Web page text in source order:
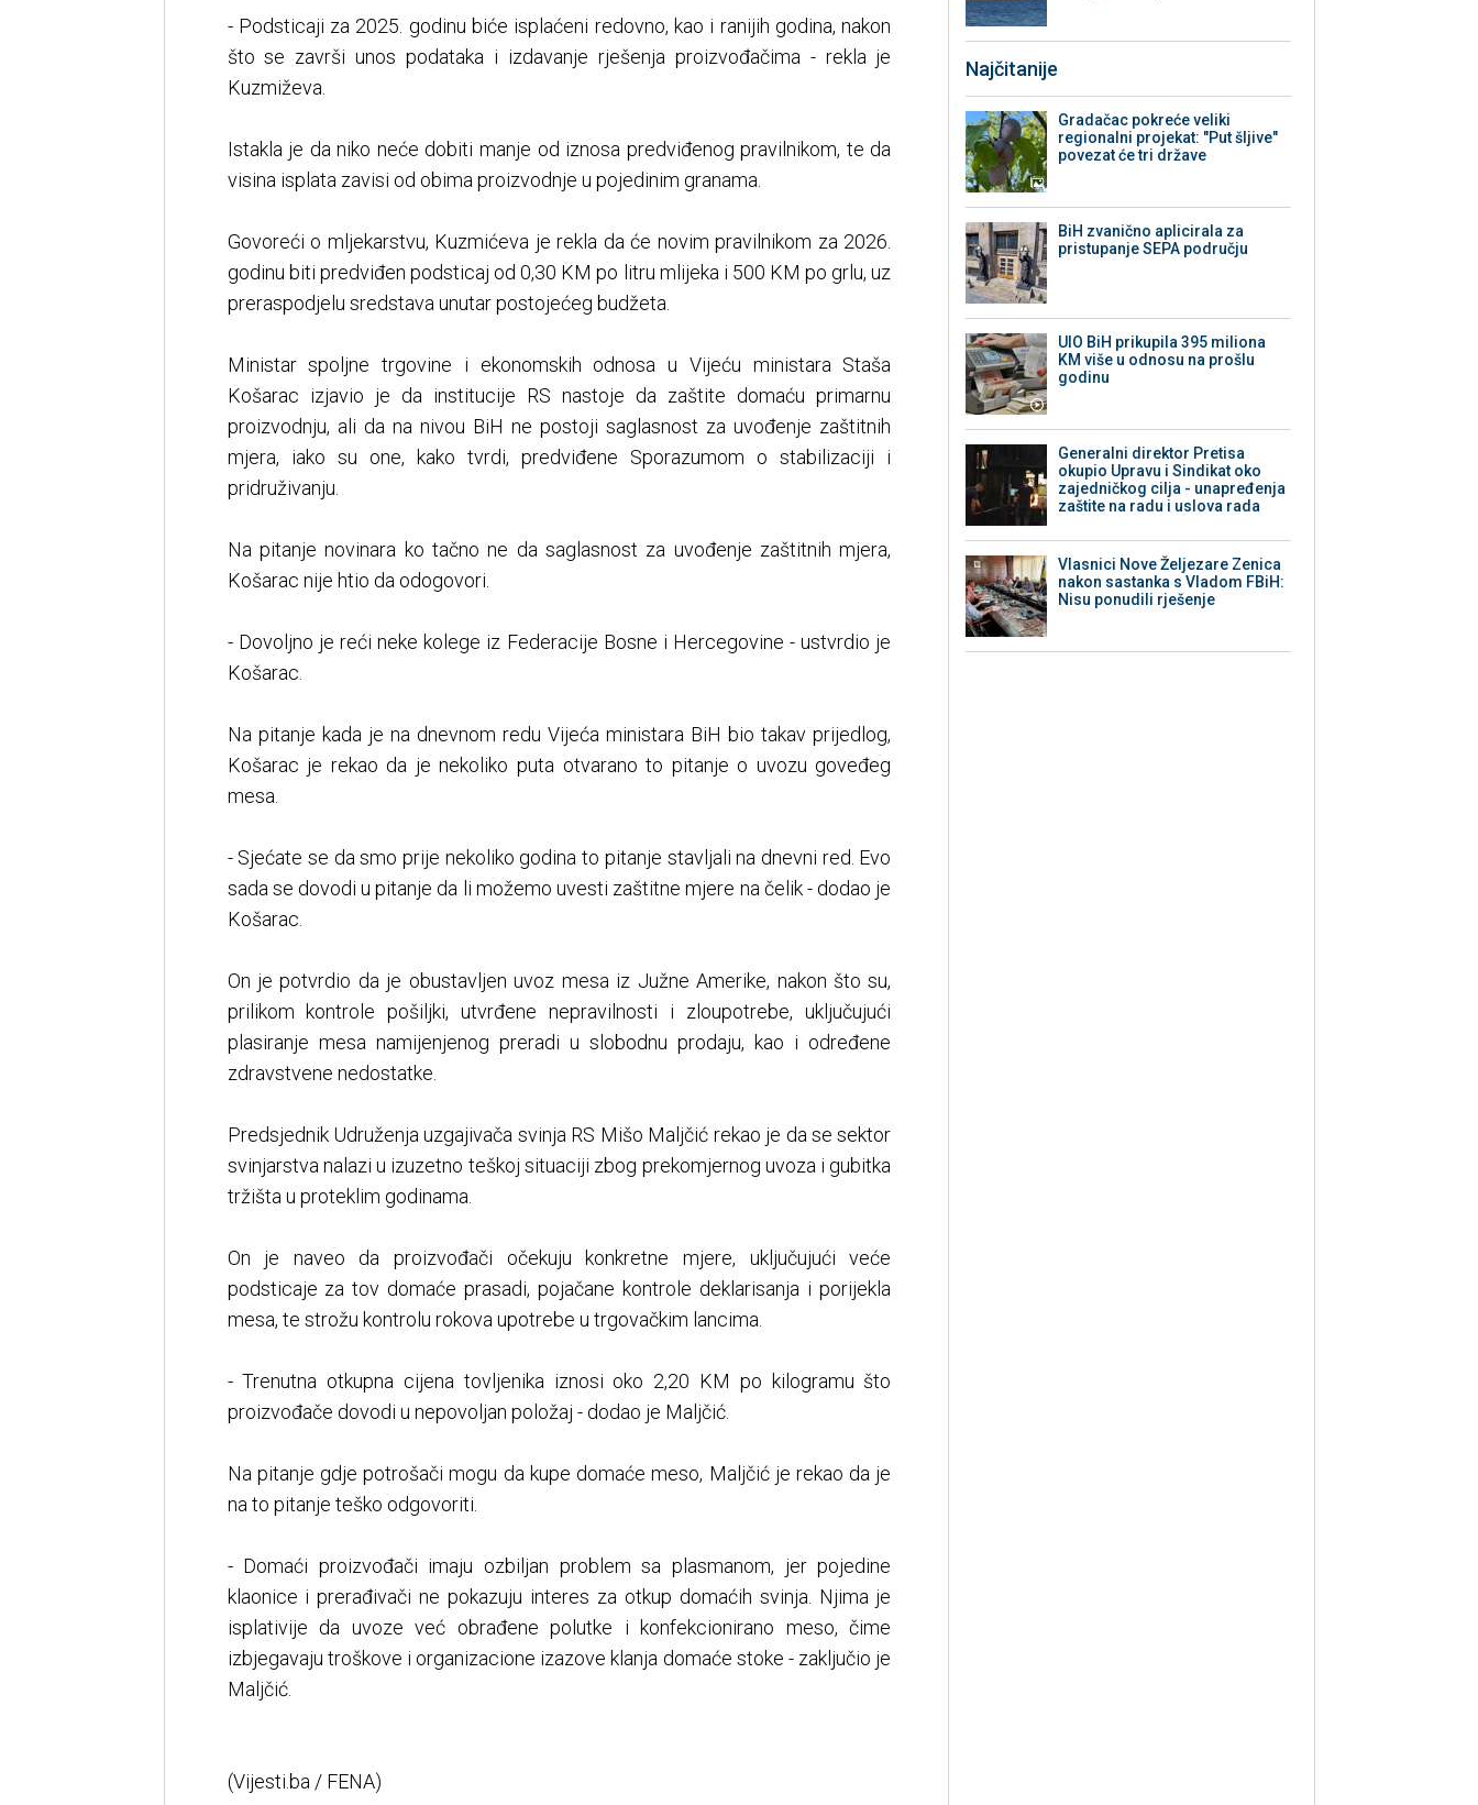
- Podsticaji za 2025. godinu biće isplaćeni redovno, kao i ranijih godina, nakon
što se završi unos podataka i izdavanje rješenja proizvođačima - rekla je
Kuzmiževa.
Istakla je da niko neće dobiti manje od iznosa predviđenog pravilnikom, te da
visina isplata zavisi od obima proizvodnje u pojedinim granama.
Govoreći o mljekarstvu, Kuzmićeva je rekla da će novim pravilnikom za 2026.
godinu biti predviđen podsticaj od 0,30 KM po litru mlijeka i 500 KM po grlu, uz
preraspodjelu sredstava unutar postojećeg budžeta.
Ministar spoljne trgovine i ekonomskih odnosa u Vijeću ministara Staša
Košarac izjavio je da institucije RS nastoje da zaštite domaću primarnu
proizvodnju, ali da na nivou BiH ne postoji saglasnost za uvođenje zaštitnih
mjera, iako su one, kako tvrdi, predviđene Sporazumom o stabilizaciji i
pridruživanju.
Na pitanje novinara ko tačno ne da saglasnost za uvođenje zaštitnih mjera,
Košarac nije htio da odogovori.
- Dovoljno je reći neke kolege iz Federacije Bosne i Hercegovine - ustvrdio je
Košarac.
Na pitanje kada je na dnevnom redu Vijeća ministara BiH bio takav prijedlog,
Košarac je rekao da je nekoliko puta otvarano to pitanje o uvozu goveđeg
mesa.
- Sjećate se da smo prije nekoliko godina to pitanje stavljali na dnevni red. Evo
sada se dovodi u pitanje da li možemo uvesti zaštitne mjere na čelik - dodao je
Košarac.
On je potvrdio da je obustavljen uvoz mesa iz Južne Amerike, nakon što su,
prilikom kontrole pošiljki, utvrđene nepravilnosti i zloupotrebe, uključujući
plasiranje mesa namijenjenog preradi u slobodnu prodaju, kao i određene
zdravstvene nedostatke.
Predsjednik Udruženja uzgajivača svinja RS Mišo Maljčić rekao je da se sektor
svinjarstva nalazi u izuzetno teškoj situaciji zbog prekomjernog uvoza i gubitka
tržišta u proteklim godinama.
On je naveo da proizvođači očekuju konkretne mjere, uključujući veće
podsticaje za tov domaće prasadi, pojačane kontrole deklarisanja i porijekla
mesa, te strožu kontrolu rokova upotrebe u trgovačkim lancima.
- Trenutna otkupna cijena tovljenika iznosi oko 2,20 KM po kilogramu što
proizvođače dovodi u nepovoljan položaj - dodao je Maljčić.
Na pitanje gdje potrošači mogu da kupe domaće meso, Maljčić je rekao da je
na to pitanje teško odgovoriti.
- Domaći proizvođači imaju ozbiljan problem sa plasmanom, jer pojedine
klaonice i prerađivači ne pokazuju interes za otkup domaćih svinja. Njima je
isplativije da uvoze već obrađene polutke i konfekcionirano meso, čime
izbjegavaju troškove i organizacione izazove klanja domaće stoke - zaključio je
Maljčić.
(Vijesti.ba / FENA)
Najčitanije
Gradačac pokreće veliki
regionalni projekat: "Put šljive"
povezat će tri države
BiH zvanično aplicirala za
pristupanje SEPA području
UIO BiH prikupila 395 miliona
KM više u odnosu na prošlu
godinu
Generalni direktor Pretisa
okupio Upravu i Sindikat oko
zajedničkog cilja - unapređenja
zaštite na radu i uslova rada
Vlasnici Nove Željezare Zenica
nakon sastanka s Vladom FBiH:
Nisu ponudili rješenje